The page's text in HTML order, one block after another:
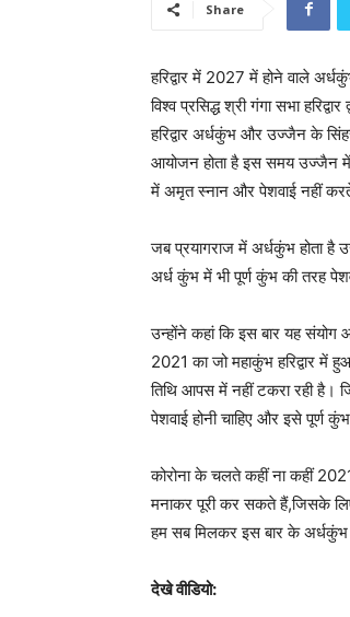
Share
हरिद्वार में 2027 में होने वाले
विश्व प्रसिद्ध श्री गंगा सभा
हरिद्वार अर्धकुंभ और उज्जैन के
आयोजन होता है इस समय उज्जैन में
में अमृत स्नान और पेशवाई नहीं
जब प्रयागराज में अर्धकुंभ होता
अर्ध कुंभ में भी पूर्ण कुंभ की तरह
उन्होंने कहां कि इस बार यह
2021 का जो महाकुंभ हरिद्वार में
तिथि आपस में नहीं टकरा रही है।
पेशवाई होनी चाहिए और इसे पूर्ण
कोरोना के चलते कहीं ना कहीं
मनाकर पूरी कर सकते हैं,जिसके
हम सब मिलकर इस बार के अर्धकुंभ
देखे वीडियो: